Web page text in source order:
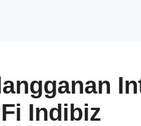
Indibiz